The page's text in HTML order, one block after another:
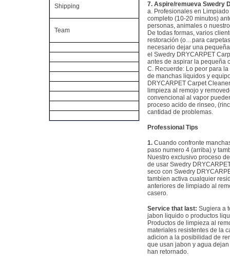
Shipping
Team
7. Aspire/remueva Swedry
a. Profesionales en
completo (10-20 minutos)
personas, animales o
De todas formas, varios
restoración (o…para
necesario dejar una
el Swedry DRYCARPET
antes de aspirar la pequeña
C. Recuerde: Lo peor para
de manchas liquidos y
DRYCARPET Carpet
limpieza al remojo y
convencional al vapor
proceso acido de rinseo,
cantidad de problemas.
Professional Tips
1. Cuando confronte
paso numero 4 (arriba) y
Nuestro exclusivo proceso
de usar Swedry
seco con Swedry
tambien activa cualquier
anteriores de limpiado al
casero.
Service that last: Sugiera a
jabon liquido o productos
Productos de limpieza al
materiales resistentes de la
adicion a la posibilidad de
que usan jabon y agua
han retornado.